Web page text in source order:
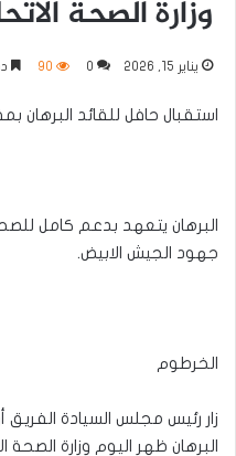
وزارة الصحة
يناير 15, 2026 0
90
استقبال حافل للقائد البرهان
البرهان يتعهد بدعم كامل
جهود الجيش الابيض.
الخرطوم
زار رئيس مجلس السيادة الفريق
البرهان ظهر اليوم وزارة